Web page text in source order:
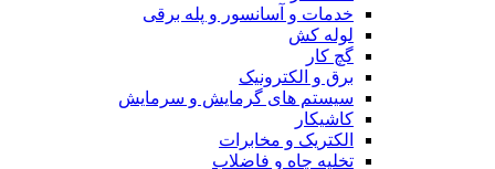
خدمات و آسانسور و پله برقی
لوله کش
گچ کار
برق و الکترونیک
سیستم های گرمایش و سرمایش
کاشیکار
الکتریک و مخابرات
تخلیه چاه و فاضلاب